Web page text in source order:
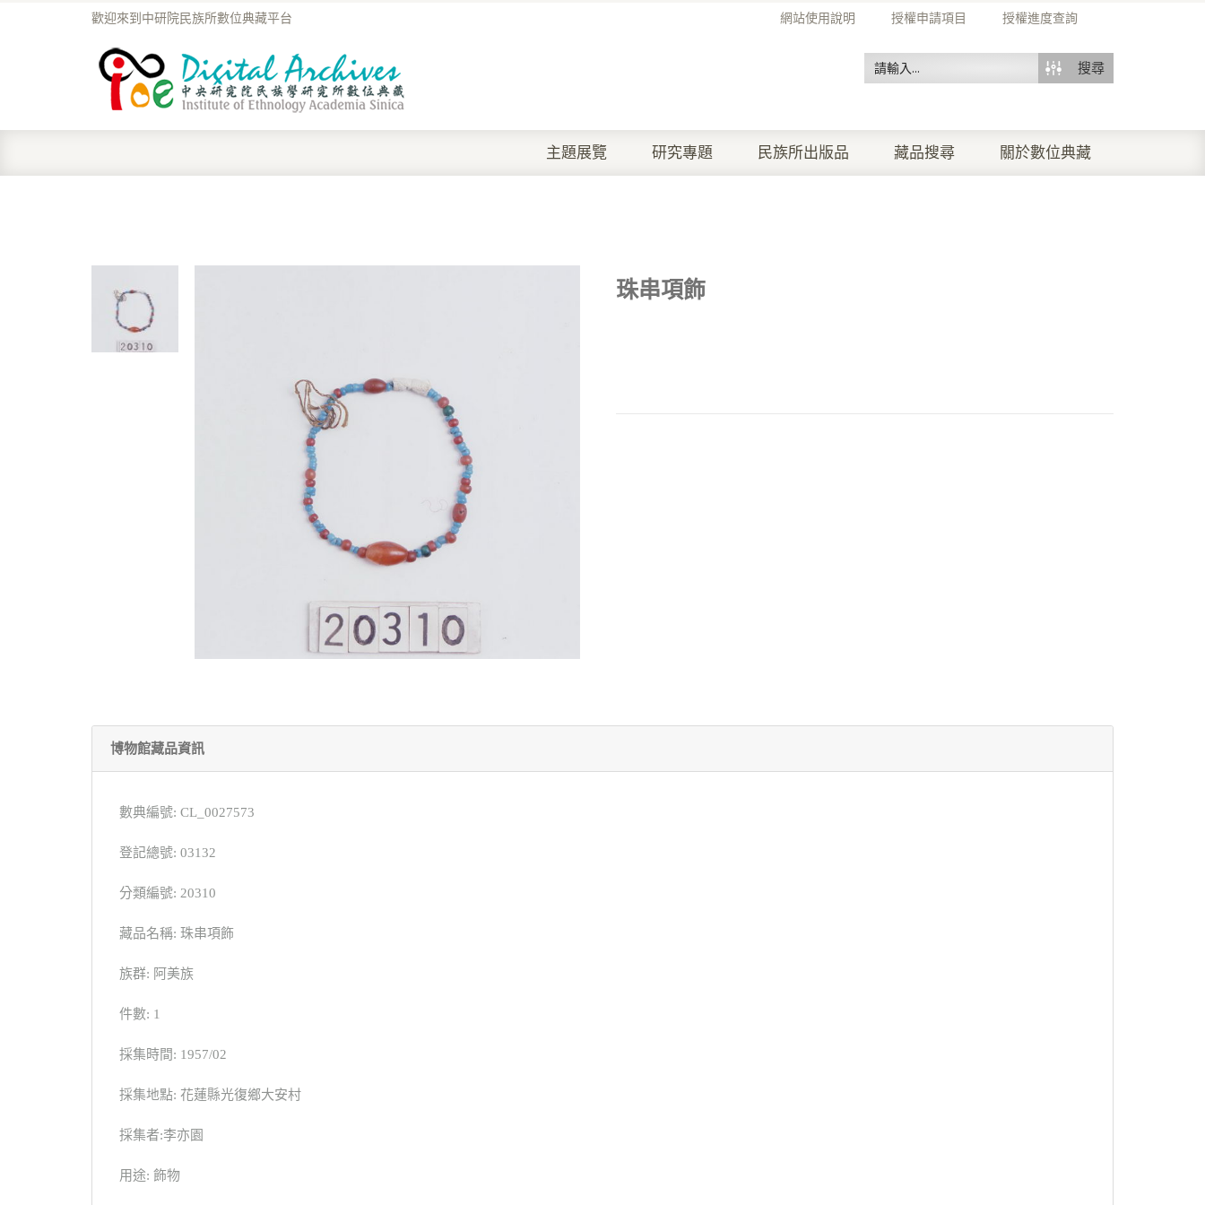
網站使用說明 授權申請項目 授權進度查詢
歡迎來到中研院民族所數位典藏平台
搜尋
主題展覽 研究專題 民族所出版品 藏品搜尋 關於數位典藏
珠串項飾
博物館藏品資訊
數典編號: CL_0027573
登記總號: 03132
分類編號: 20310
藏品名稱: 珠串項飾
族群: 阿美族
件數: 1
採集時間: 1957/02
採集地點: 花蓮縣光復鄉大安村
採集者:李亦園
用途: 飾物